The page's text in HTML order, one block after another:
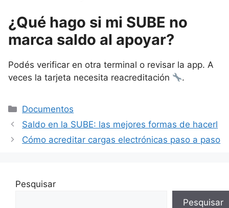
¿Qué hago si mi SUBE no
marca saldo al apoyar?
Podés verificar en otra terminal o revisar la app. A
veces la tarjeta necesita reacreditación
.
Categorías
Documentos
Saldo en la SUBE: las mejores formas de hacerl
Cómo acreditar cargas electrónicas paso a paso
Pesquisar
Pesquisar